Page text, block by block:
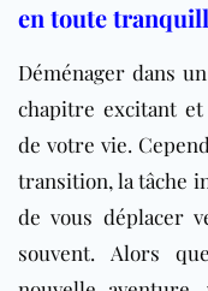
en toute
Déménager dans
chapitre excitant
de votre vie.
transition, la tâche
de vous déplacer
souvent. Alors